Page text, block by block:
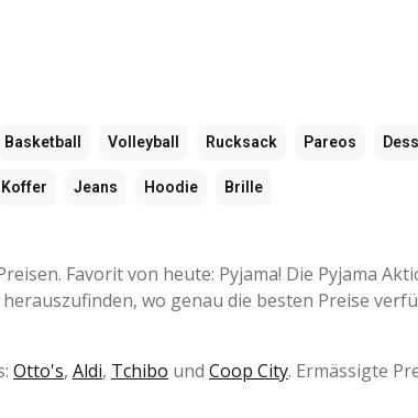
Basketball Volleyball Rucksack Pareos
Koffer Jeans Hoodie Brille
Favorit von heute: Pyjama! Die Pyjama
wo genau die besten Preise
Otto's, Aldi, Tchibo und Coop City. Ermässigte